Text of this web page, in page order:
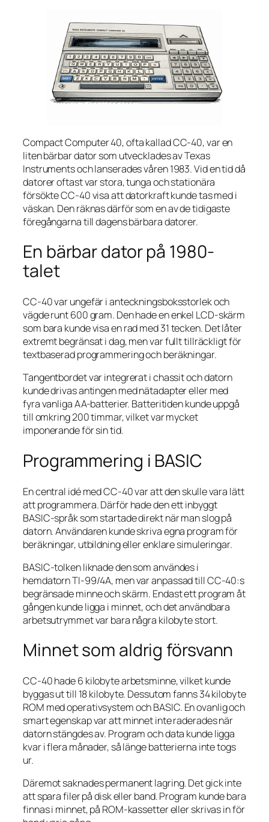
Compact Computer 40, ofta kallad CC-40, var en
liten bärbar dator som utvecklades av Texas
Instruments och lanserades våren 1983. Vid en tid då
datorer oftast var stora, tunga och stationära
försökte CC-40 visa att datorkraft kunde tas med i
väskan. Den räknas därför som en av de tidigaste
föregångarna till dagens bärbara datorer.
En bärbar dator på 1980-
talet
CC-40 var ungefär i anteckningsboksstorlek och
vägde runt 600 gram. Den hade en enkel LCD-skärm
som bara kunde visa en rad med 31 tecken. Det låter
extremt begränsat i dag, men var fullt tillräckligt för
textbaserad programmering och beräkningar.
Tangentbordet var integrerat i chassit och datorn
kunde drivas antingen med nätadapter eller med
fyra vanliga AA-batterier. Batteritiden kunde uppgå
till omkring 200 timmar, vilket var mycket
imponerande för sin tid.
Programmering i BASIC
En central idé med CC-40 var att den skulle vara lätt
att programmera. Därför hade den ett inbyggt
BASIC-språk som startade direkt när man slog på
datorn. Användaren kunde skriva egna program för
beräkningar, utbildning eller enklare simuleringar.
BASIC-tolken liknade den som användes i
hemdatorn TI-99/4A, men var anpassad till CC-40:s
begränsade minne och skärm. Endast ett program åt
gången kunde ligga i minnet, och det användbara
arbetsutrymmet var bara några kilobyte stort.
Minnet som aldrig försvann
CC-40 hade 6 kilobyte arbetsminne, vilket kunde
byggas ut till 18 kilobyte. Dessutom fanns 34 kilobyte
ROM med operativsystem och BASIC. En ovanlig och
smart egenskap var att minnet inte raderades när
datorn stängdes av. Program och data kunde ligga
kvar i flera månader, så länge batterierna inte togs
ur.
Däremot saknades permanent lagring. Det gick inte
att spara filer på disk eller band. Program kunde bara
finnas i minnet, på ROM-kassetter eller skrivas in för